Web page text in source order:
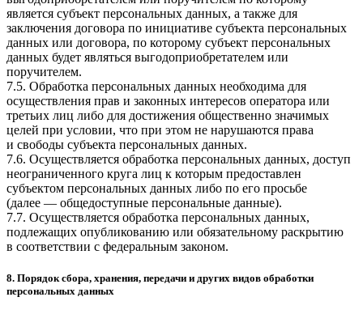
является субъект персональных данных, а также для
заключения договора по инициативе субъекта персональных
данных или договора, по которому субъект персональных
данных будет являться выгодоприобретателем или
поручителем.
7.5. Обработка персональных данных необходима для
осуществления прав и законных интересов оператора или
третьих лиц либо для достижения общественно значимых
целей при условии, что при этом не нарушаются права
и свободы субъекта персональных данных.
7.6. Осуществляется обработка персональных данных, доступ
неограниченного круга лиц к которым предоставлен
субъектом персональных данных либо по его просьбе
(далее — общедоступные персональные данные).
7.7. Осуществляется обработка персональных данных,
подлежащих опубликованию или обязательному раскрытию
в соответствии с федеральным законом.
8. Порядок сбора, хранения, передачи и других видов обработки
персональных данных